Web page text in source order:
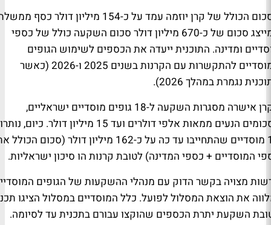
הסכום הכולל של קרן יוזמה עמד על כ-154 מיליון דולר כסף
המייצג סכום של כ-670 מיליון דולר סכום השקעה כולל של כספי
ומדינה. התוכנית ייעדה את הכספים לשימוש הגופים
המוסדיים להתקשרות עם הקרנות בשנים 2025 ו-2026 (כאשר
נגמרת במהלך 2026).
הקרן אישרה מסגרות השקעה ל-18 גופים מוסדיים ישראליים,
בסכומים הנעים ממאות אלפי דולרים ועד 15 מיליון דולר. כיום, נותרו
11 מוסדיים שהתחייבו עד כה על כ-162 מיליון דולר (סכום
המוסדיים + כספי המדינה) לטובת קרנות הו סיכון ישראליות.
מצויה בקשר הדוק עם מנהלי ההשקעות של הגופים
את הוצאת המסלול לפועל. כלל המוסדיים במסלול הציגו
השקעת יתרת הכספים שהוקצו עבורם בתכנית עד לסיומה.